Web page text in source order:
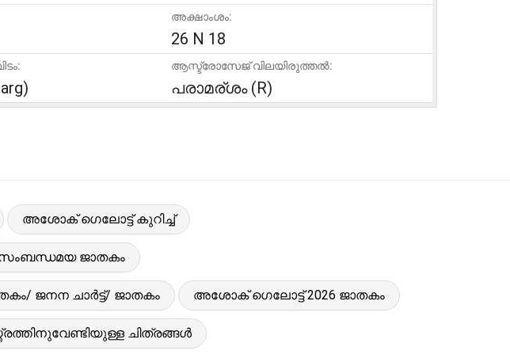
അക്ഷാംശം:
26 N 18
ആസ്ട്രോസേജ് വിലയിരുത്തൽ:
പരാമര്ശം (R)
അശോക് ഗെലോട്ട് കുറിച്ച്
ജാതകം
ജനന ചാർട്ട്/ ജാതകം അശോക് ഗെലോട്ട് 2026 ജാതകം
ചിത്രങ്ങൾ